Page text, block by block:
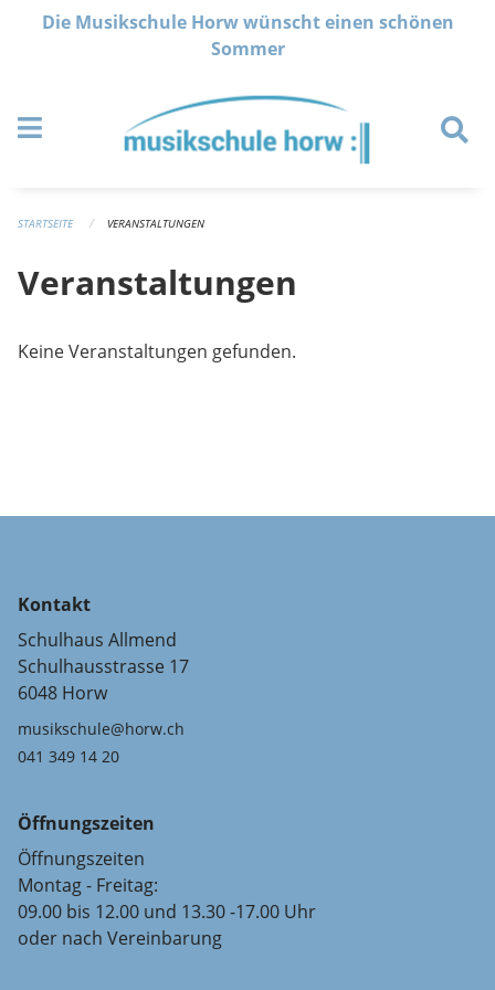
Navigation überspringen
Die Musikschule Horw wünscht einen schönen
Sommer
STARTSEITE VERANSTALTUNGEN
Veranstaltungen
Keine Veranstaltungen gefunden.
Kontakt
Schulhaus Allmend
Schulhausstrasse 17
6048 Horw
musikschule@horw.ch
041 349 14 20
Öffnungszeiten
Öffnungszeiten
Montag - Freitag:
09.00 bis 12.00 und 13.30 -17.00 Uhr
oder nach Vereinbarung